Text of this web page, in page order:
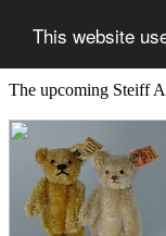
This website
The upcoming Steiff